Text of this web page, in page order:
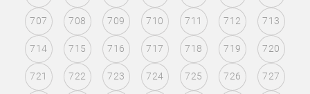
707 708 709 710 711 712 713
714 715 716 717 718 719 720
721 722 723 724 725 726 727